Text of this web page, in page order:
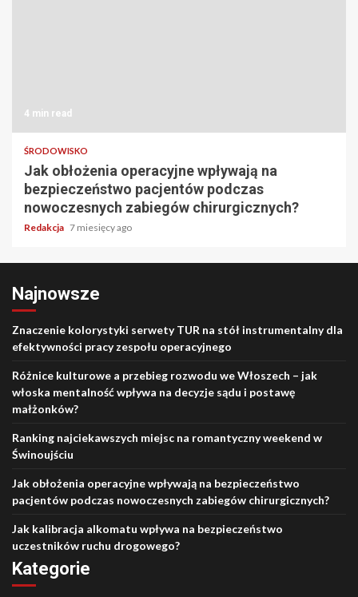
4 min read
ŚRODOWISKO
Jak obłożenia operacyjne wpływają na
bezpieczeństwo pacjentów podczas
nowoczesnych zabiegów chirurgicznych?
Redakcja 7 miesięcy ago
Najnowsze
Znaczenie kolorystyki serwety TUR na stół instrumentalny dla
efektywności pracy zespołu operacyjnego
Różnice kulturowe a przebieg rozwodu we Włoszech – jak
włoska mentalność wpływa na decyzje sądu i postawę
małżonków?
Ranking najciekawszych miejsc na romantyczny weekend w
Świnoujściu
Jak obłożenia operacyjne wpływają na bezpieczeństwo
pacjentów podczas nowoczesnych zabiegów chirurgicznych?
Jak kalibracja alkomatu wpływa na bezpieczeństwo
uczestników ruchu drogowego?
Kategorie